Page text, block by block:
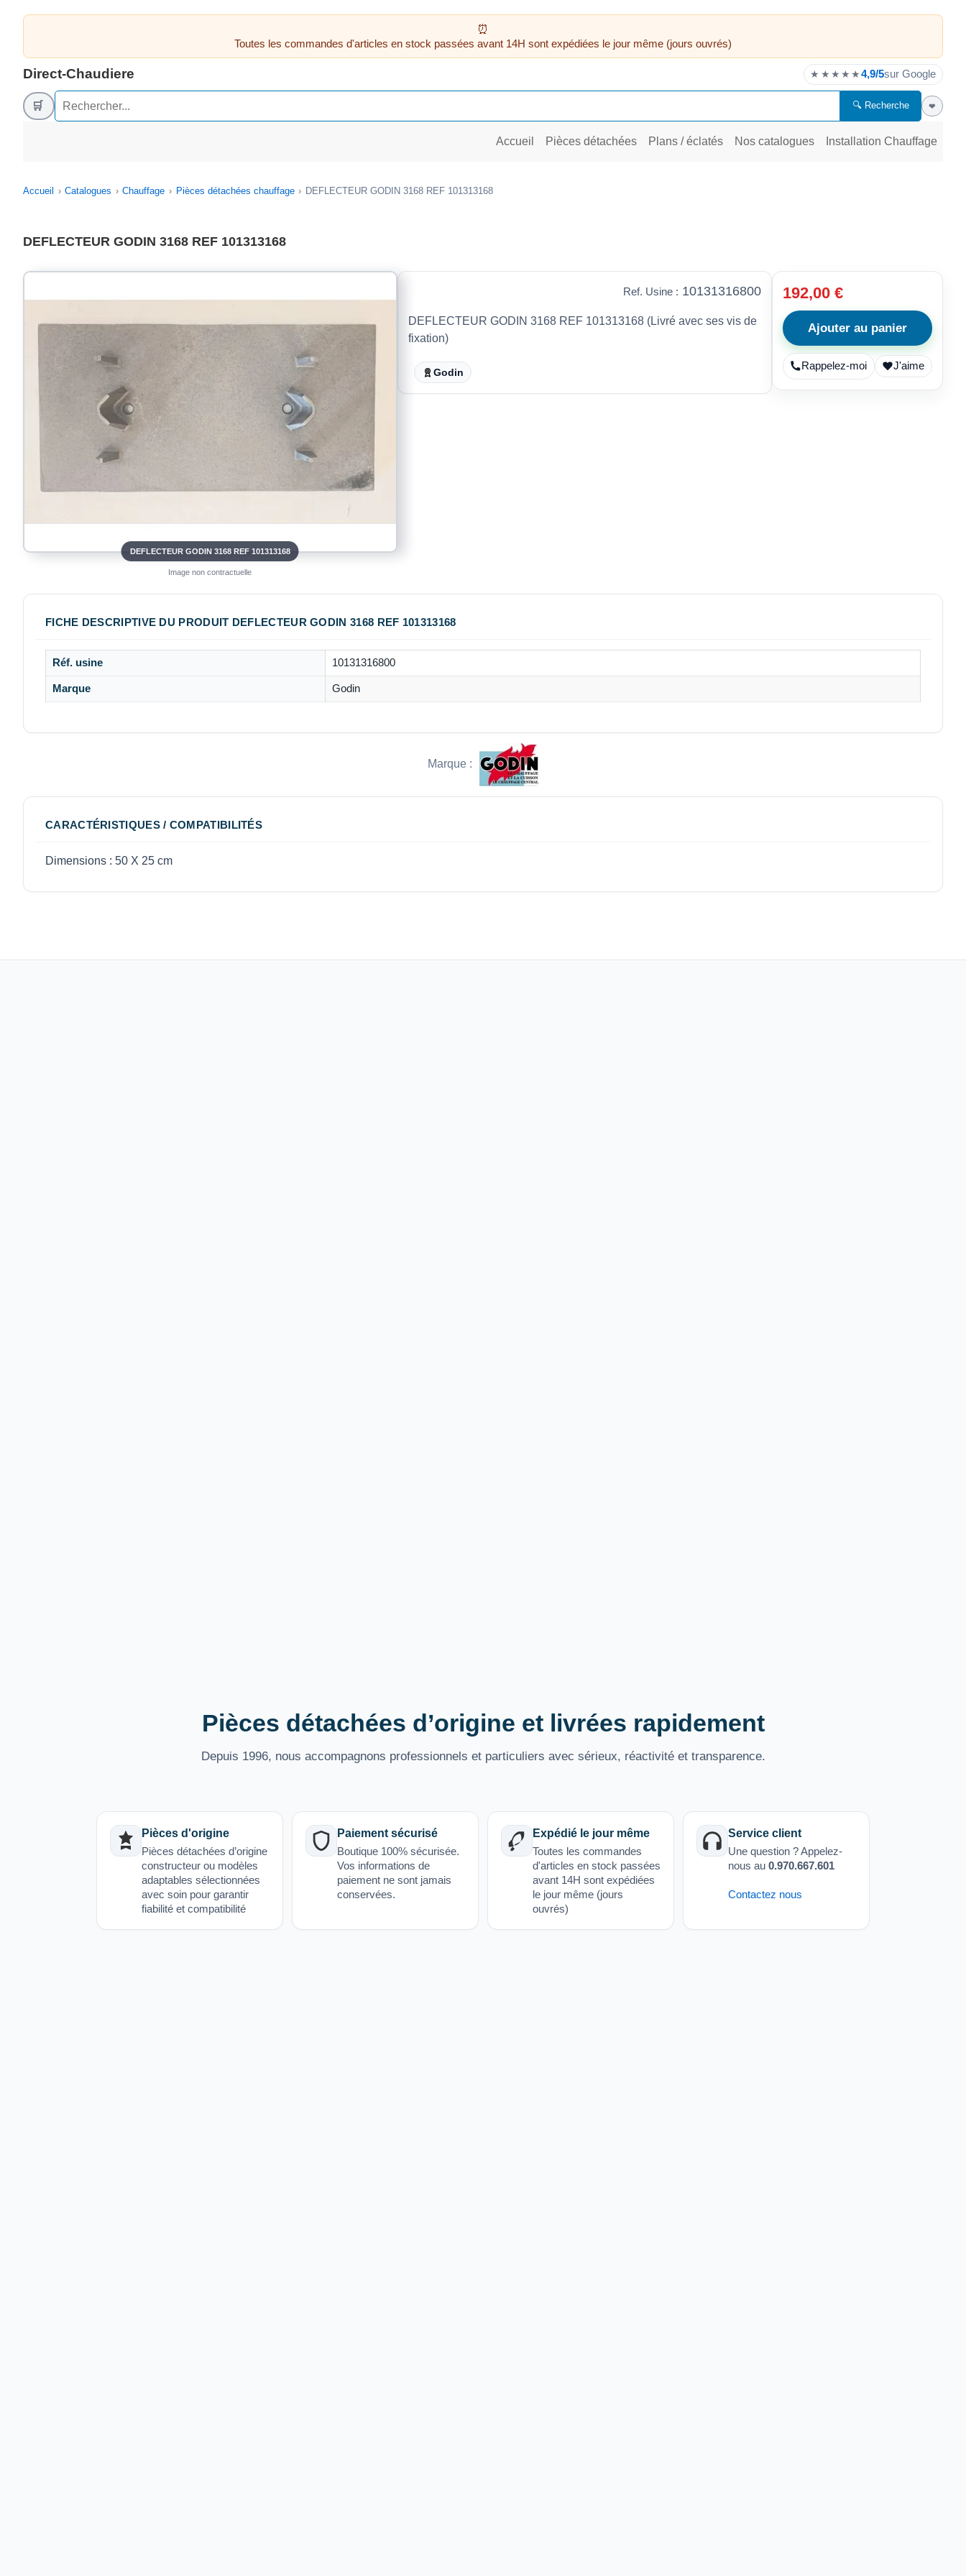
Toutes les commandes d'articles en stock passées avant 14H sont expédiées le jour même (jours ouvrés)
Direct-Chaudiere ★★★★★4,9/5sur Google
🛒 🔍 Recherche ❤
Accueil Pièces détachées Plans / éclatés Nos catalogues Installation Chauffage
Accueil Catalogues Chauffage Pièces détachées chauffage DEFLECTEUR GODIN 3168 REF 101313168
DEFLECTEUR GODIN 3168 REF 101313168
DEFLECTEUR GODIN 3168 REF 101313168
Image non contractuelle
Ref. Usine : 10131316800
DEFLECTEUR GODIN 3168 REF 101313168 (Livré avec ses vis de
fixation)
Godin
192,00 €
Ajouter au panier
Rappelez-moi J'aime
FICHE DESCRIPTIVE DU PRODUIT DEFLECTEUR GODIN 3168 REF 101313168
Réf. usine 10131316800
Marque Godin
Marque :
CARACTÉRISTIQUES / COMPATIBILITÉS
Dimensions : 50 X 25 cm
Pièces détachées d’origine et livrées rapidement
Depuis 1996, nous accompagnons professionnels et particuliers avec sérieux, réactivité et transparence.
Pièces d'origine
Pièces détachées d’origine
constructeur ou modèles
adaptables sélectionnées
avec soin pour garantir
fiabilité et compatibilité
Paiement sécurisé
Boutique 100% sécurisée.
Vos informations de
paiement ne sont jamais
conservées.
Expédié le jour même
Toutes les commandes
d'articles en stock passées
avant 14H sont expédiées
le jour même (jours
ouvrés)
Service client
Une question ? Appelez-
nous au 0.970.667.601
Contactez nous